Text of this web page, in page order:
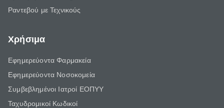
Ραντεβού με Τεχνικούς
Χρήσιμα
Εφημερεύοντα Φαρμακεία
Εφημερεύοντα Νοσοκομεία
Συμβεβλημένοι Ιατροί ΕΟΠΥΥ
Ταχυδρομικοί Κωδικοί